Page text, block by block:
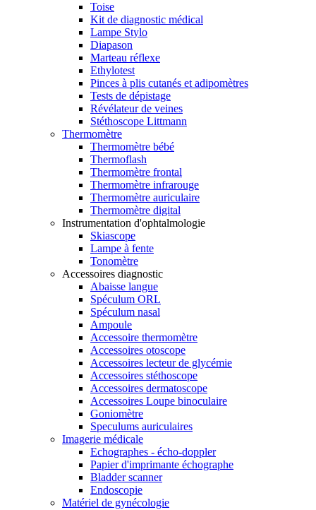
Toise
Kit de diagnostic médical
Lampe Stylo
Diapason
Marteau réflexe
Ethylotest
Pinces à plis cutanés et adipomètres
Tests de dépistage
Révélateur de veines
Stéthoscope Littmann
Thermomètre
Thermomètre bébé
Thermoflash
Thermomètre frontal
Thermomètre infrarouge
Thermomètre auriculaire
Thermomètre digital
Instrumentation d'ophtalmologie
Skiascope
Lampe à fente
Tonomètre
Accessoires diagnostic
Abaisse langue
Spéculum ORL
Spéculum nasal
Ampoule
Accessoire thermomètre
Accessoires otoscope
Accessoires lecteur de glycémie
Accessoires stéthoscope
Accessoires dermatoscope
Accessoires Loupe binoculaire
Goniomètre
Speculums auriculaires
Imagerie médicale
Echographes - écho-doppler
Papier d'imprimante échographe
Bladder scanner
Endoscopie
Matériel de gynécologie